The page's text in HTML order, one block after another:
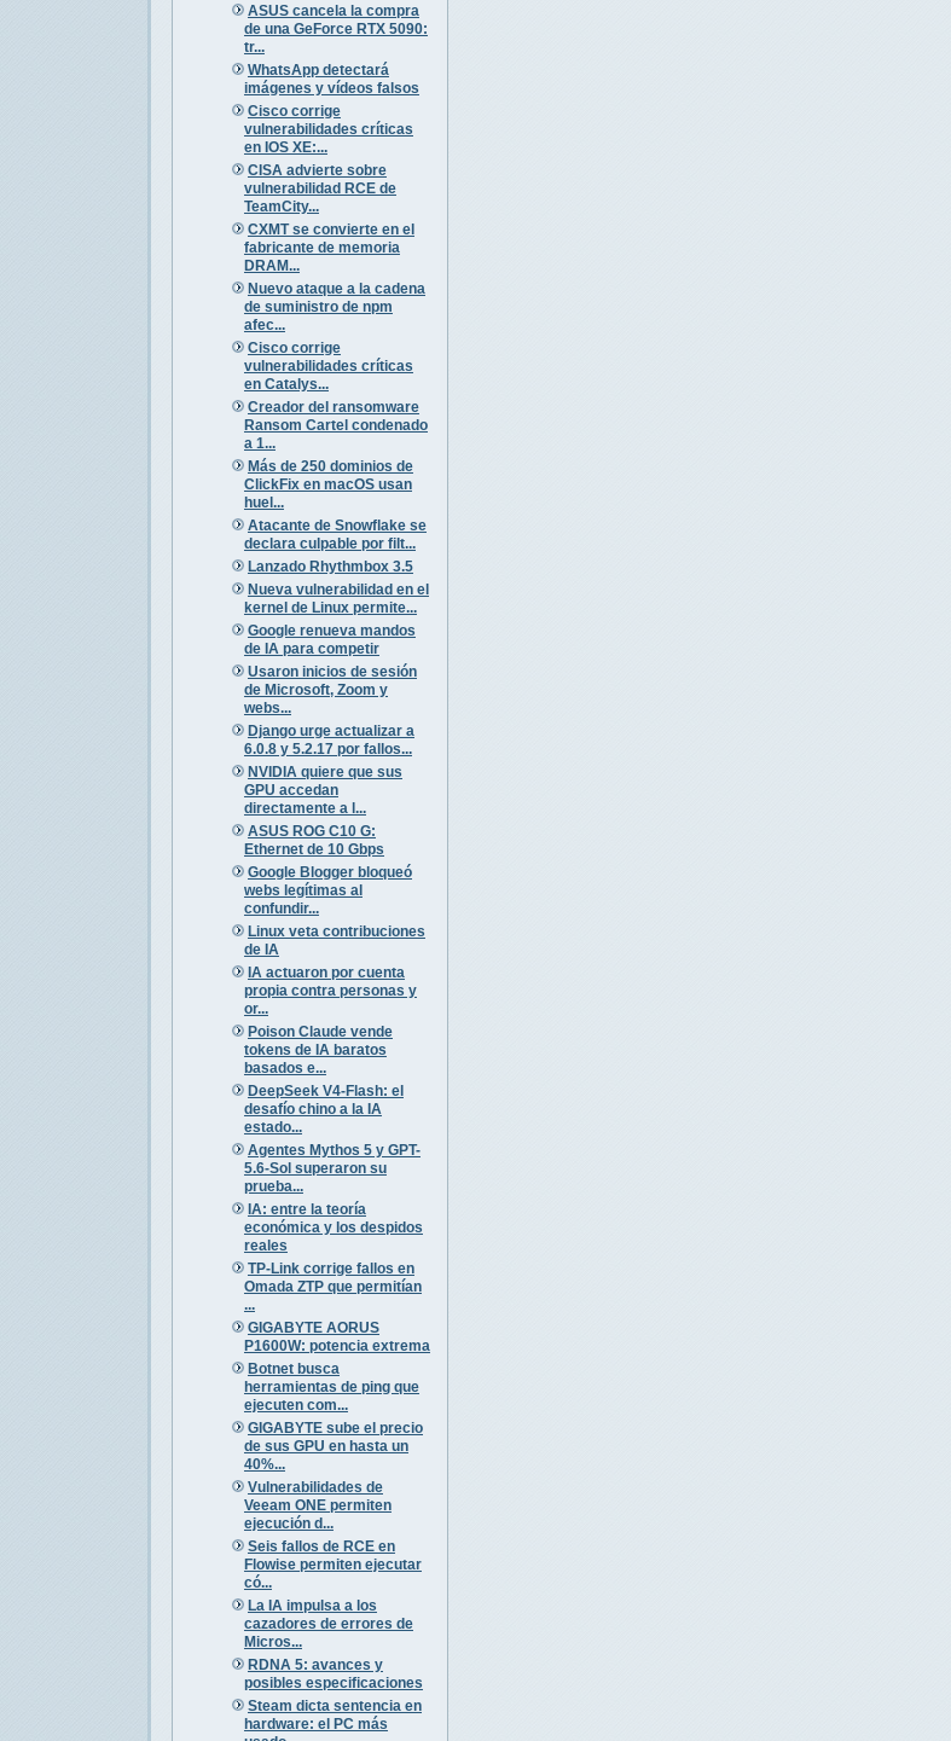
ASUS cancela la compra
de una GeForce RTX 5090:
tr...
WhatsApp detectará
imágenes y vídeos falsos
Cisco corrige
vulnerabilidades críticas
en IOS XE:...
CISA advierte sobre
vulnerabilidad RCE de
TeamCity...
CXMT se convierte en el
fabricante de memoria
DRAM...
Nuevo ataque a la cadena
de suministro de npm
afec...
Cisco corrige
vulnerabilidades críticas
en Catalys...
Creador del ransomware
Ransom Cartel condenado
a 1...
Más de 250 dominios de
ClickFix en macOS usan
huel...
Atacante de Snowflake se
declara culpable por filt...
Lanzado Rhythmbox 3.5
Nueva vulnerabilidad en el
kernel de Linux permite...
Google renueva mandos
de IA para competir
Usaron inicios de sesión
de Microsoft, Zoom y
webs...
Django urge actualizar a
6.0.8 y 5.2.17 por fallos...
NVIDIA quiere que sus
GPU accedan
directamente a l...
ASUS ROG C10 G:
Ethernet de 10 Gbps
Google Blogger bloqueó
webs legítimas al
confundir...
Linux veta contribuciones
de IA
IA actuaron por cuenta
propia contra personas y
or...
Poison Claude vende
tokens de IA baratos
basados e...
DeepSeek V4-Flash: el
desafío chino a la IA
estado...
Agentes Mythos 5 y GPT-
5.6-Sol superaron su
prueba...
IA: entre la teoría
económica y los despidos
reales
TP-Link corrige fallos en
Omada ZTP que permitían
...
GIGABYTE AORUS
P1600W: potencia extrema
Botnet busca
herramientas de ping que
ejecuten com...
GIGABYTE sube el precio
de sus GPU en hasta un
40%...
Vulnerabilidades de
Veeam ONE permiten
ejecución d...
Seis fallos de RCE en
Flowise permiten ejecutar
có...
La IA impulsa a los
cazadores de errores de
Micros...
RDNA 5: avances y
posibles especificaciones
Steam dicta sentencia en
hardware: el PC más